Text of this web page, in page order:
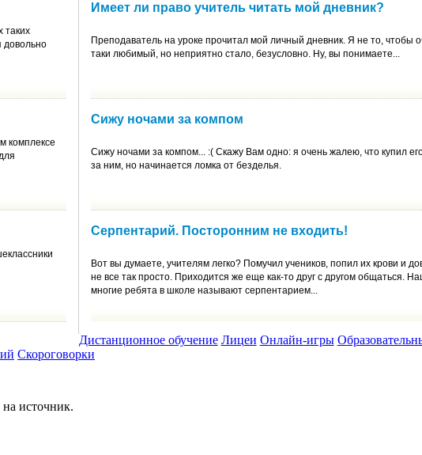
таких
довольно
комплексе
Имеет ли право учитель читать мой дневник?
Преподаватель на уроке прочитал мой личный дневник. Я не то, чтобы
таки любимый, но неприятно стало, безусловно. Ну, вы понимаете...
Сижу ночами за компом
Сижу ночами за компом... :( Скажу Вам одно: я очень жалею, что купил
за ним, но начинается ломка от безделья.
Серпентарий. Посторонним не входить!
Вот вы думаете, учителям легко? Помучил учеников, попил их крови и
не все так просто. Приходится же еще как-то друг с другом общаться.
многие ребята в школе называют серпентарием...
Дистанционное обучение Лицеи Онлайн-игры
Скороговорки
источник.